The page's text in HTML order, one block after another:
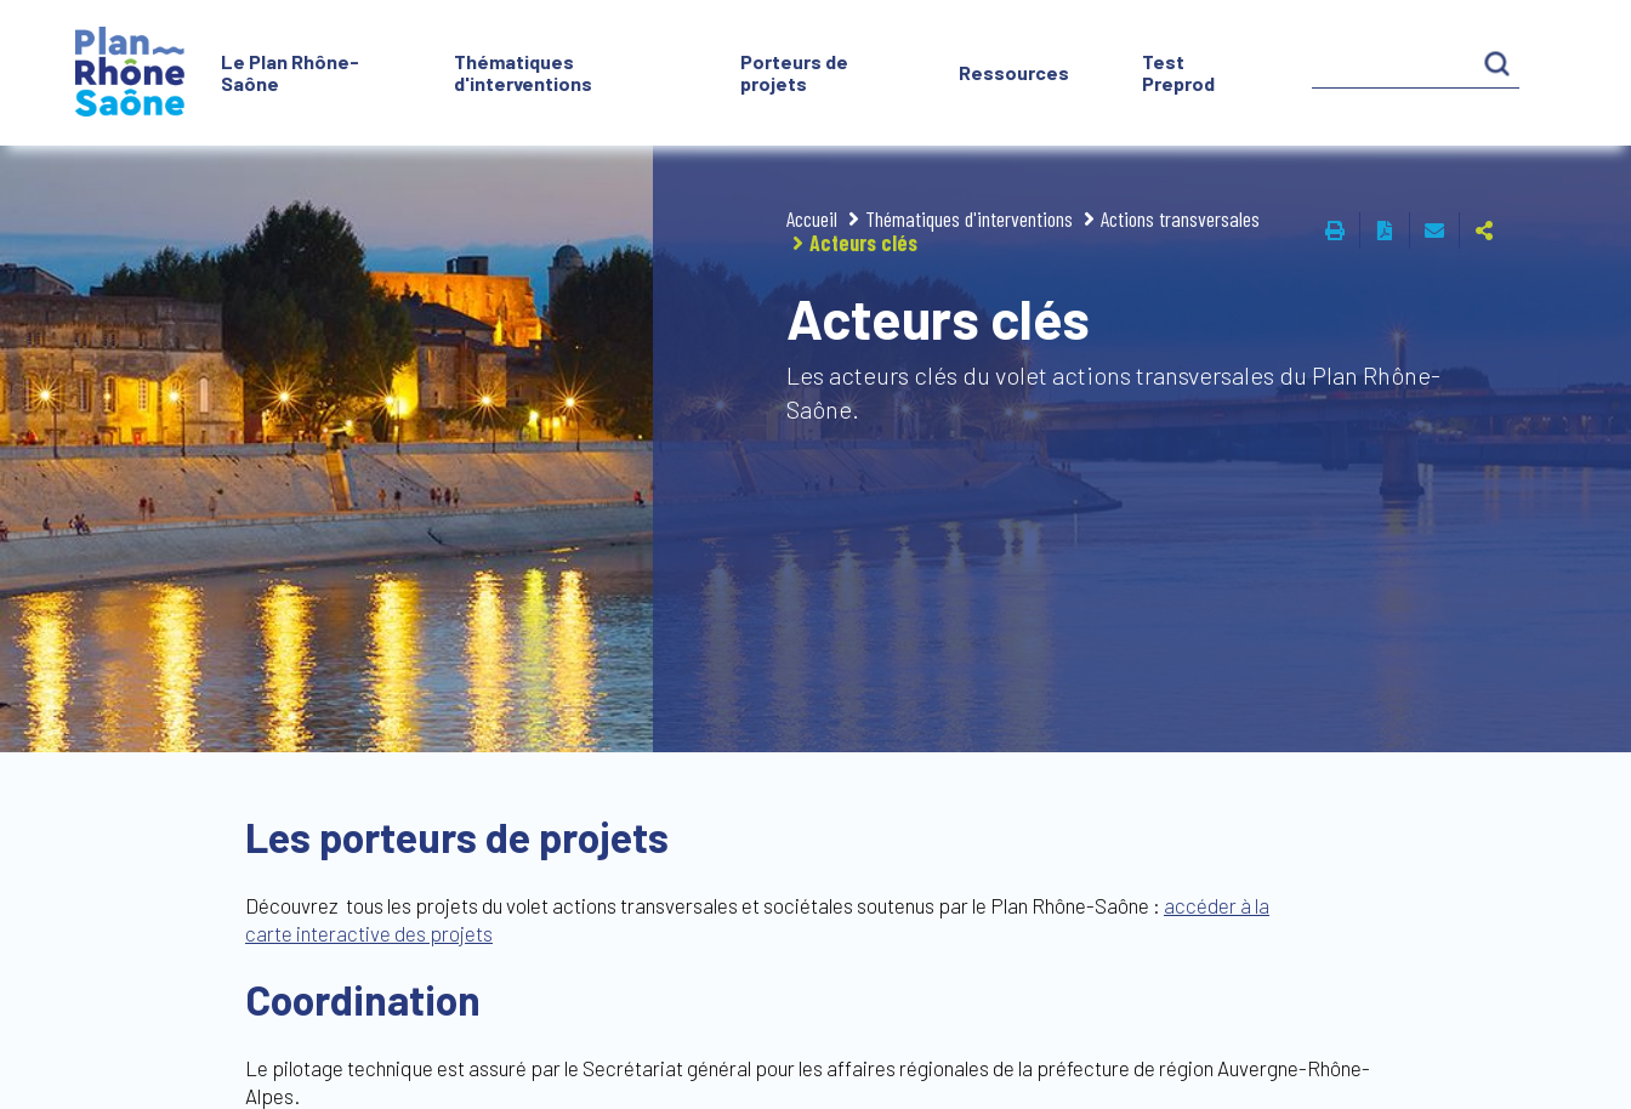
Le Plan Rhône-
Saône
Thématiques
d'interventions
Porteurs de
projets
Ressources
Test
Preprod
Accueil Thématiques d'interventions
Actions transversales
Acteurs clés
Acteurs clés
Les acteurs clés du volet actions transversales du Plan Rhône-
Saône.
Les porteurs de projets
Découvrez tous les projets du volet actions transversales et sociétales soutenus par le Plan Rhône-Saône : accéder à la
carte interactive des projets
Coordination
Le pilotage technique est assuré par le Secrétariat général pour les affaires régionales de la préfecture de région Auvergne-Rhône-
Alpes.